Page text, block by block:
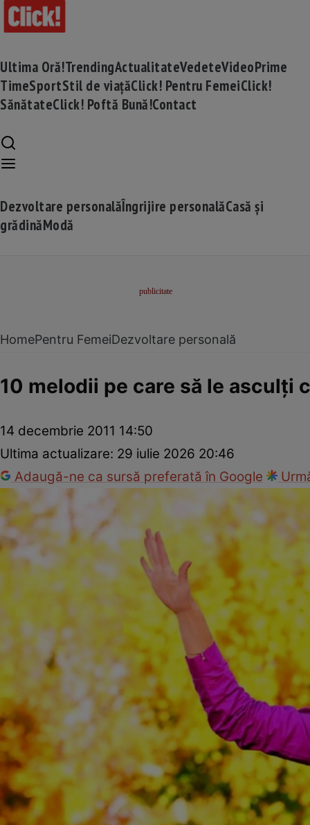
Ultima Oră!TrendingActualitateVedeteVideoPrime
TimeSportStil de viațăClick! Pentru FemeiClick!
SănătateClick! Poftă Bună!Contact
Dezvoltare personalăÎngrijire personalăCasă și
grădinăModă
HomePentru FemeiDezvoltare personală
10 melodii pe care să le asculţi
14 decembrie 2011 14:50
Ultima actualizare: 29 iulie 2026 20:46
Adaugă-ne ca sursă preferată în Google